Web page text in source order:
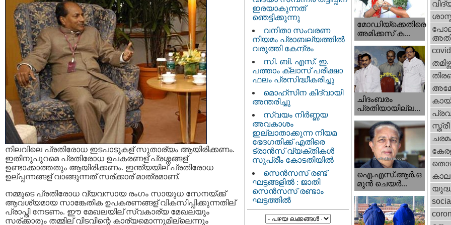
നിലവിലെ പ്രതിരോധ ഇടപാടുകള് സുതാര്യം ആയിരിക്കണം.
ഇതിനുപുറമെ പ്രതിരോധ ഉപകരണള് പ്രശ്നങ്ങള്
ഉണ്ടാക്കാത്തതും ആയിരിക്കണം. ഇന്ത്യയില് പ്രതിരോധ
ഉല്പ്പന്നങ്ങള് വാങ്ങുന്നത് സര്ക്കാര് മാത്രമാണ്.
നമ്മുടെ പ്രതിരോധ വ്യവസായ രംഗം സായുധ സേനയ്ക്ക്
ആവശ്യമായ സാങ്കേതിക ഉപകരണങ്ങള് വികസിപ്പിക്കുന്നതില്
പ്രാപ്തി നേടണം. ഈ മേഖലയില് സ്വകാര്യ മേഖലയും
സര്ക്കാരും തമ്മില് വിടവിന്റെ കാര്യമൊന്നുമില്ലെന്നും
ഇരയാകുന്നത്‌
ഞെട്ടിക്കുന്നു
വനിതാ സംവരണ
നിയമം പ്രാബല്യത്തിൽ
വരുത്തി കേന്ദ്രം
സി. ബി. എസ്. ഇ.
പത്താം ക്ലാസ് പരീക്ഷാ
ഫലം പ്രസിദ്ധീകരിച്ചു
മൊഹ്‌സിന കിദ്വായി
അന്തരിച്ചു
സ്വയം നിർണ്ണയ
അവകാശം
ഇല്ലാതാക്കുന്ന നിയമ
ഭേദഗതിക്ക് എതിരെ
ട്രാൻസ് വ്യക്തികൾ
സുപ്രീം കോടതിയിൽ
സെന്‍സസ് രണ്ട്
ഘട്ടങ്ങളിൽ : ജാതി
സെന്‍സസ് രണ്ടാം
ഘട്ടത്തിൽ
മോഡിയ്ക്കെതിരെ
അമിക്കസ് ക...
ചിദംബരം
പ്രതിയായില്ല...
ഐ.എസ്.ആര്‍.ഒ
മുന്‍ ചെയര്‍...